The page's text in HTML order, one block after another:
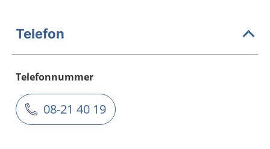
Telefon
Telefonnummer
08-21 40 19